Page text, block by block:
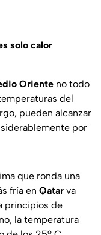
solo calor
Oriente no todo
del
pueden alcanzar
por
que ronda una
fría en Qatar va
principios de
la temperatura